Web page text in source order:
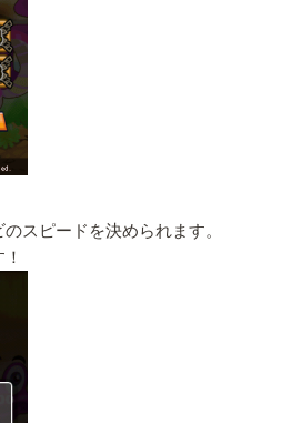
スピードを決められます。